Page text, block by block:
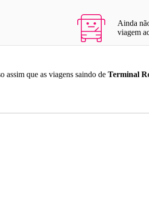
Ainda
viagem
assim que as viagens saindo de Terminal